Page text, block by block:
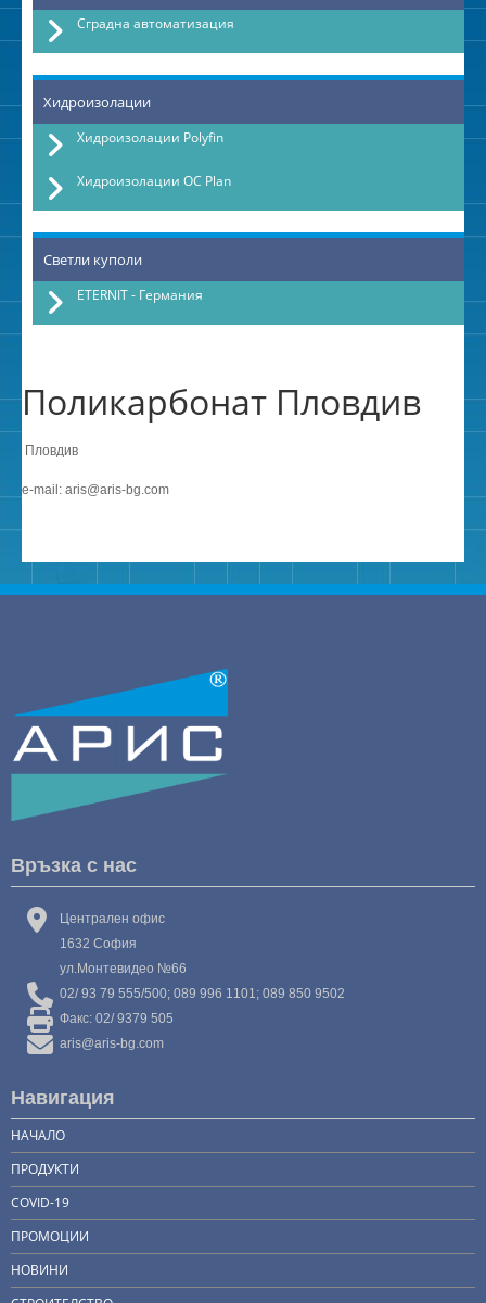
Сградна автоматизация
Хидроизолации
Хидроизолации Polyfin
Хидроизолации OC Plan
Светли куполи
ETERNIT - Германия
Поликарбонат Пловдив
Пловдив
e-mail: aris@aris-bg.com
Връзка с нас
Централен офис
1632 София
ул.Монтевидео №66
02/ 93 79 555/500; 089 996 1101; 089 850 9502
Факс: 02/ 9379 505
aris@aris-bg.com
Навигация
НАЧАЛО
ПРОДУКТИ
COVID-19
ПРОМОЦИИ
НОВИНИ